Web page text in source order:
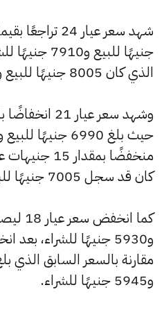
جنيهًا للبيع
الذي كان 8005 جنيهًا للبيع و7925 جنيهًا للشراء.
وشهد سعر
منخفضًا
كان قد سجل 7005 جنيهًا للبيع و 6935 جنيهًا للشراء.
و5945 جنيهًا للشراء.